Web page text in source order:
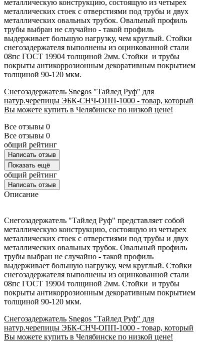
металлическую конструкцию, состоящую из четырех
металлических стоек с отверстиями под трубы и двух
металлических овальных трубок. Овальный профиль
трубы выбран не случайно - такой профиль
выдерживает большую нагрузку, чем круглый. Стойки
снегозадержателя выполнены из оцинкованной стали
08пс ГОСТ 19904 толщиной 2мм. Стойки и трубы
покрыты антикоррозионным декоративным покрытием
толщиной 90-120 мкм.
Снегозадержатель Snegos "Тайлед Руф" для
натур.черепицы ЭБК-СНЧ-ОПП-1000 - товар, который
Вы можете купить в Челябинске по низкой цене!
Все отзывы 0
Все отзывы 0
общий рейтинг
Написать отзыв
Показать ещё
общий рейтинг
Написать отзыв
Описание
Снегозадержатель "Тайлед Руф" представляет собой
металлическую конструкцию, состоящую из четырех
металлических стоек с отверстиями под трубы и двух
металлических овальных трубок. Овальный профиль
трубы выбран не случайно - такой профиль
выдерживает большую нагрузку, чем круглый. Стойки
снегозадержателя выполнены из оцинкованной стали
08пс ГОСТ 19904 толщиной 2мм. Стойки и трубы
покрыты антикоррозионным декоративным покрытием
толщиной 90-120 мкм.
Снегозадержатель Snegos "Тайлед Руф" для
натур.черепицы ЭБК-СНЧ-ОПП-1000 - товар, который
Вы можете купить в Челябинске по низкой цене!